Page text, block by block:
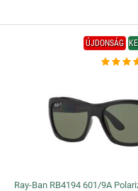
ÚJDONSÁG
Ray-Ban RB4194 601/9A